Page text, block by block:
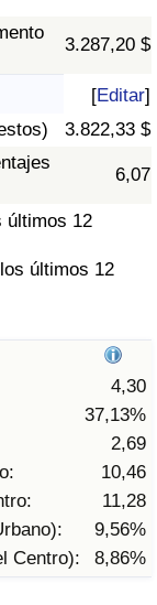
3.287,20 $
[Editar]
3.822,33 $
6,07
últimos 12
últimos 12
4,30
37,13%
2,69
10,46
11,28
9,56%
Centro):
8,86%